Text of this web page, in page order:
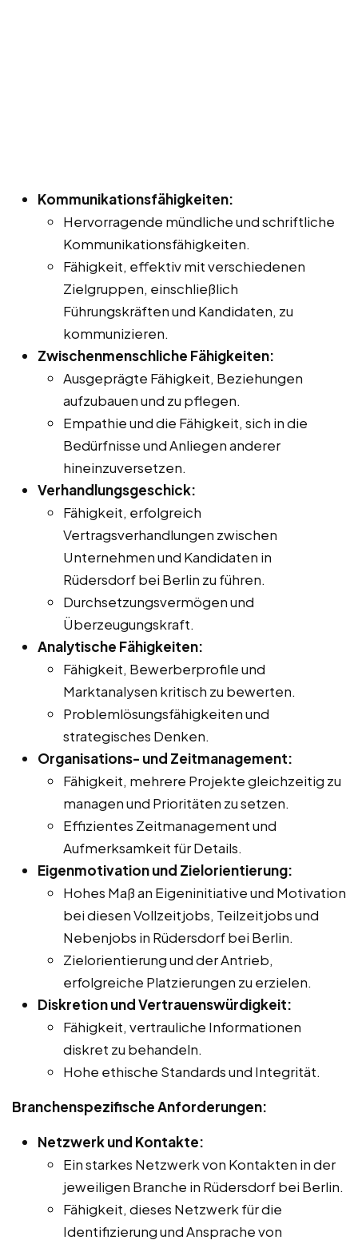
Kommunikationsfähigkeiten:
Hervorragende mündliche und schriftliche
Kommunikationsfähigkeiten.
Fähigkeit, effektiv mit verschiedenen
Zielgruppen, einschließlich
Führungskräften und Kandidaten, zu
kommunizieren.
Zwischenmenschliche Fähigkeiten:
Ausgeprägte Fähigkeit, Beziehungen
aufzubauen und zu pflegen.
Empathie und die Fähigkeit, sich in die
Bedürfnisse und Anliegen anderer
hineinzuversetzen.
Verhandlungsgeschick:
Fähigkeit, erfolgreich
Vertragsverhandlungen zwischen
Unternehmen und Kandidaten in
Rüdersdorf bei Berlin zu führen.
Durchsetzungsvermögen und
Überzeugungskraft.
Analytische Fähigkeiten:
Fähigkeit, Bewerberprofile und
Marktanalysen kritisch zu bewerten.
Problemlösungsfähigkeiten und
strategisches Denken.
Organisations- und Zeitmanagement:
Fähigkeit, mehrere Projekte gleichzeitig zu
managen und Prioritäten zu setzen.
Effizientes Zeitmanagement und
Aufmerksamkeit für Details.
Eigenmotivation und Zielorientierung:
Hohes Maß an Eigeninitiative und Motivation
bei diesen Vollzeitjobs, Teilzeitjobs und
Nebenjobs in Rüdersdorf bei Berlin.
Zielorientierung und der Antrieb,
erfolgreiche Platzierungen zu erzielen.
Diskretion und Vertrauenswürdigkeit:
Fähigkeit, vertrauliche Informationen
diskret zu behandeln.
Hohe ethische Standards und Integrität.
Branchenspezifische Anforderungen:
Netzwerk und Kontakte:
Ein starkes Netzwerk von Kontakten in der
jeweiligen Branche in Rüdersdorf bei Berlin.
Fähigkeit, dieses Netzwerk für die
Identifizierung und Ansprache von